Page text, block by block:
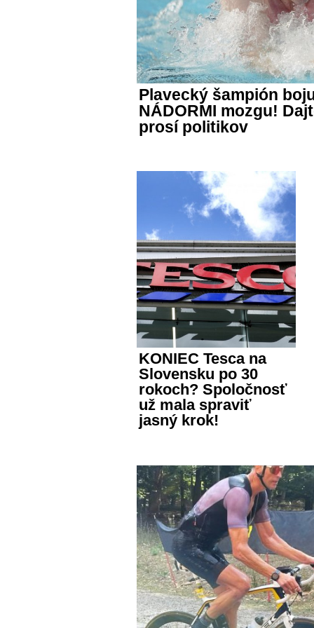
Plavecký šampión
NÁDORMI mozgu!
prosí politikov
KONIEC Tesca na
Slovensku po 30
rokoch? Spoločnosť
už mala spraviť
jasný krok!